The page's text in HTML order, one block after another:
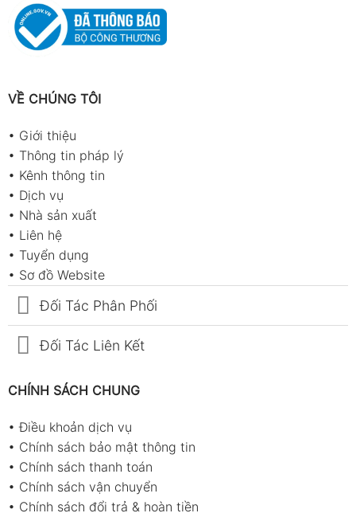
VỀ CHÚNG TÔI
• Giới thiệu
• Thông tin pháp lý
• Kênh thông tin
• Dịch vụ
• Nhà sản xuất
• Liên hệ
• Tuyển dụng
• Sơ đồ Website
Đối Tác Phân Phối
Đối Tác Liên Kết
CHÍNH SÁCH CHUNG
•Điều khoản dịch vụ
• Chính sách bảo mật thông tin
• Chính sách thanh toán
• Chính sách vận chuyển
• Chính sách đổi trả & hoàn tiền